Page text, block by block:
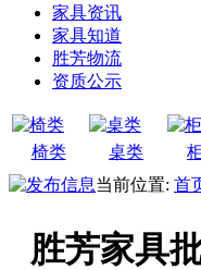
家具资讯
家具知道
胜芳物流
资质公示
椅类 桌类
当前位置: 首
胜芳家具